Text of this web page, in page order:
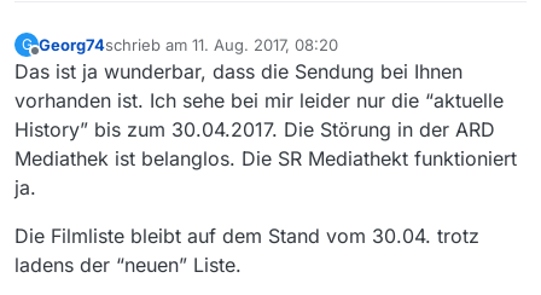
G
Offline
Georg74schrieb am 11. Aug. 2017, 08:20
zuletzt editiert von
Das ist ja wunderbar, dass die Sendung bei Ihnen
vorhanden ist. Ich sehe bei mir leider nur die “aktuelle
History” bis zum 30.04.2017. Die Störung in der ARD
Mediathek ist belanglos. Die SR Mediathekt funktioniert
ja.
Die Filmliste bleibt auf dem Stand vom 30.04. trotz
ladens der “neuen” Liste.